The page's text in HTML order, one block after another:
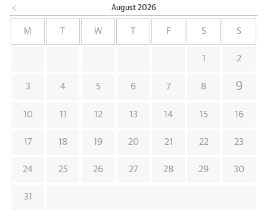
August 2026
M W F S S
1 2
3 4 5 6 7 8 9
10 11 12 13 14 15 16
17 18 19 20 21 22 23
24 25 26 27 28 29 30
31